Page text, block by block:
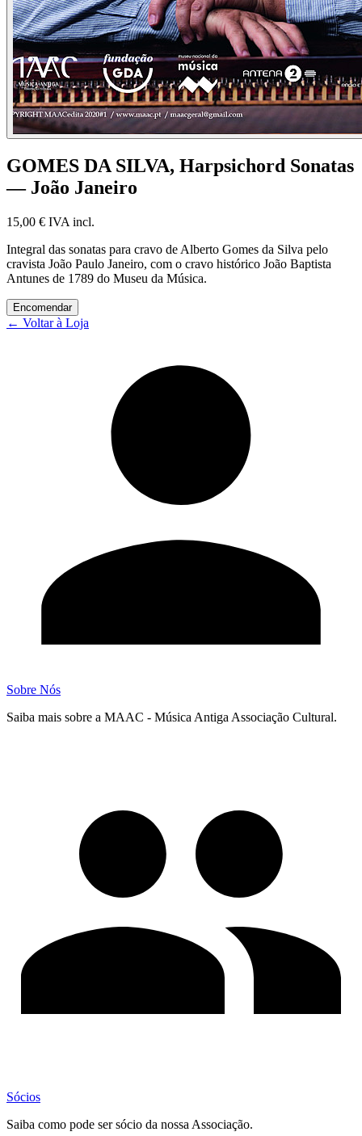
GOMES DA SILVA, Harpsichord Sonatas
— João Janeiro
15,00 € IVA incl.
Integral das sonatas para cravo de Alberto Gomes da Silva pelo
cravista João Paulo Janeiro, com o cravo histórico João Baptista
Antunes de 1789 do Museu da Música.
Encomendar
← Voltar à Loja
Sobre Nós
Saiba mais sobre a MAAC - Música Antiga Associação Cultural.
Sócios
Saiba como pode ser sócio da nossa Associação.